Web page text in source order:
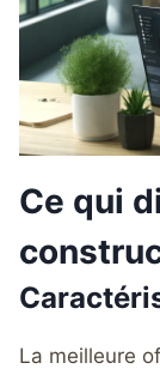
Ce qui
La meilleure